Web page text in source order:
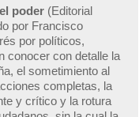
poder (Editorial
por Francisco
por políticos,
conocer con detalle la
el sometimiento al
completas, la
y crítico y la rotura